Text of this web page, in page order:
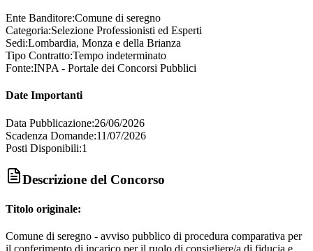
Ente Banditore:Comune di seregno
Categoria:Selezione Professionisti ed Esperti
Sedi:Lombardia, Monza e della Brianza
Tipo Contratto:Tempo indeterminato
Fonte:INPA - Portale dei Concorsi Pubblici
Date Importanti
Data Pubblicazione:26/06/2026
Scadenza Domande:11/07/2026
Posti Disponibili:1
Descrizione del Concorso
Titolo originale:
Comune di seregno - avviso pubblico di procedura comparativa per
il conferimento di incarico per il ruolo di consigliere/a di fiducia e